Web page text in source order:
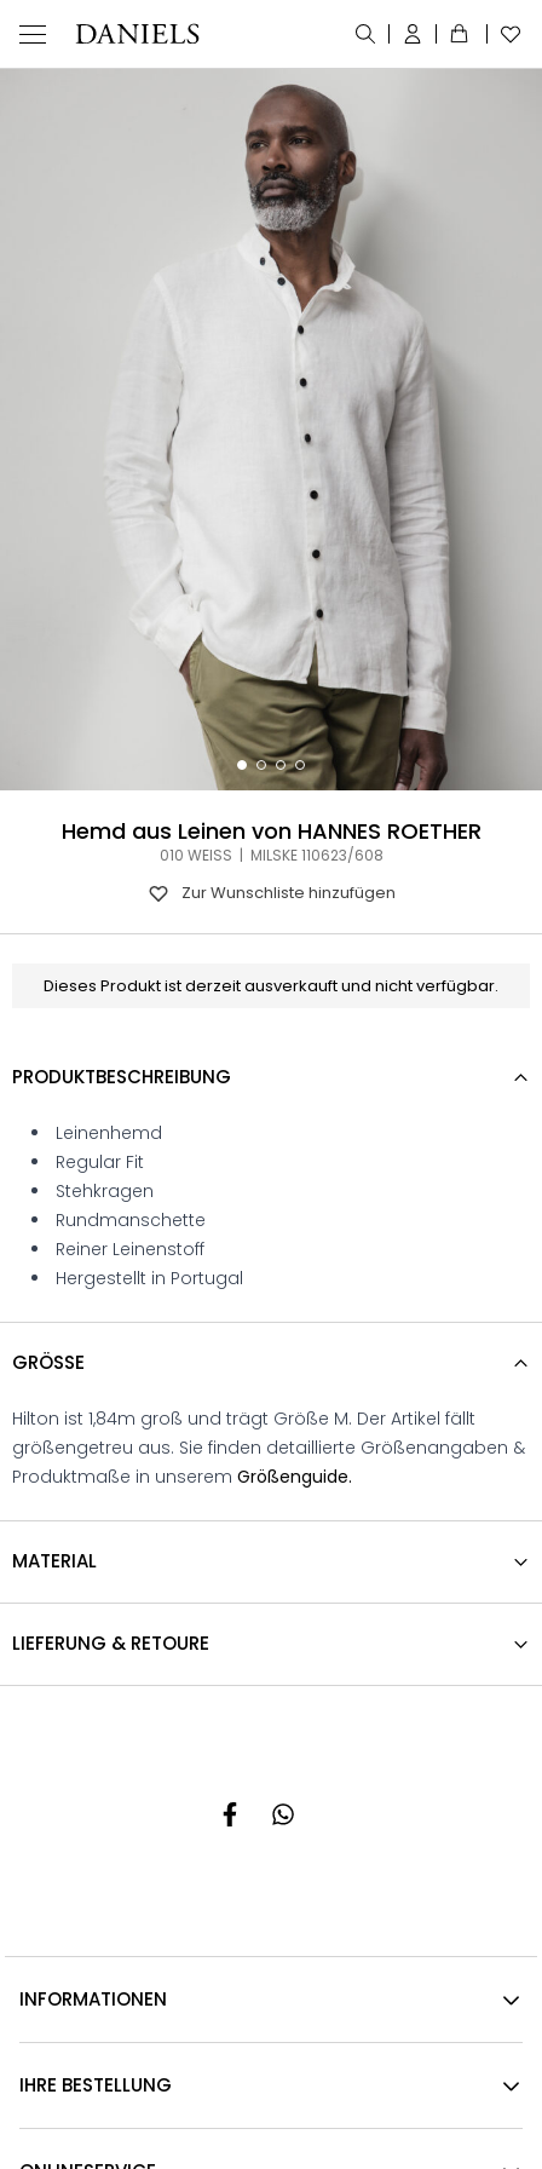
Hemd aus Leinen von HANNES ROETHER
010 WEISS | MILSKE 110623/608
Zur Wunschliste hinzufügen
Dieses Produkt ist derzeit ausverkauft und nicht verfügbar.
PRODUKTBESCHREIBUNG
Leinenhemd
Regular Fit
Stehkragen
Rundmanschette
Reiner Leinenstoff
Hergestellt in Portugal
GRÖSSE
Hilton ist 1,84m groß und trägt Größe M. Der Artikel fällt
größengetreu aus. Sie finden detaillierte Größenangaben &
Produktmaße in unserem Größenguide.
MATERIAL
LIEFERUNG & RETOURE
INFORMATIONEN
IHRE BESTELLUNG